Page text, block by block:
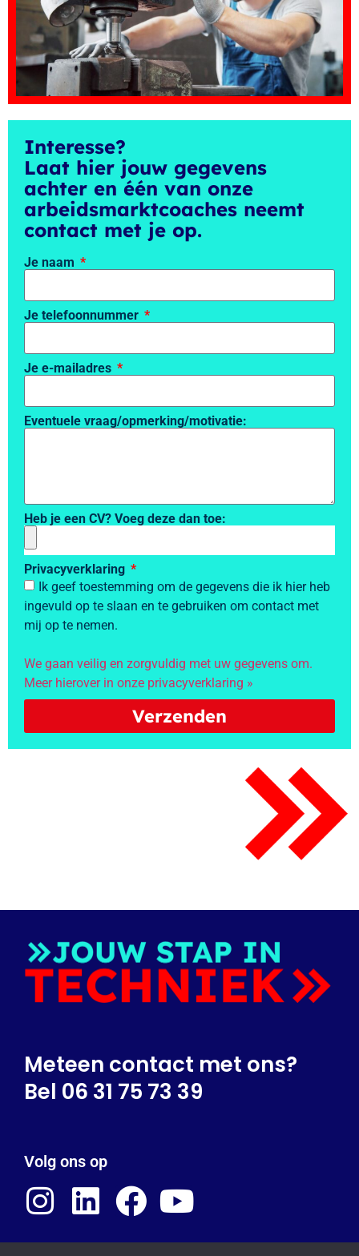
Interesse?
Laat hier jouw gegevens
achter en één van onze
arbeidsmarktcoaches neemt
contact met je op.
Je naam
Je telefoonnummer
Je e-mailadres
Eventuele vraag/opmerking/motivatie:
Heb je een CV? Voeg deze dan toe:
Privacyverklaring
Ik geef toestemming om de gegevens die ik hier heb
ingevuld op te slaan en te gebruiken om contact met
mij op te nemen.
We gaan veilig en zorgvuldig met uw gegevens om.
Meer hierover in onze privacyverklaring »
Verzenden
Meteen contact met ons?
Bel 06 31 75 73 39
Volg ons op